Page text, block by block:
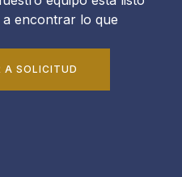
encontrar lo que
A SOLICITUD